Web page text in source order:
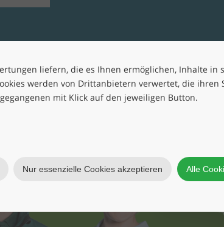
liefern, die es Ihnen ermöglichen, Inhalte in
werden von Drittanbietern verwertet, die ihren
mit Klick auf den jeweiligen Button.
Nur essenzielle Cookies akzeptieren Alle